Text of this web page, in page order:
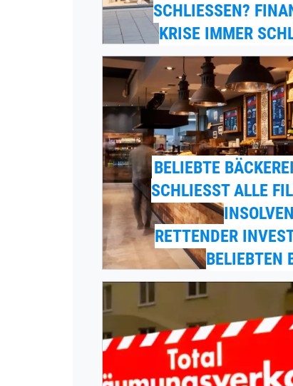
SCHLIESSEN?
RISE IMMER
BELIEBTE
SCHLIESST ALLE
ETTENDER
ELIEBTEN